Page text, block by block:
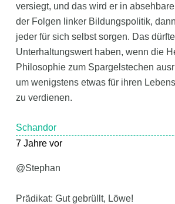
versiegt, und das wird er in
der Folgen linker Bildungspolitik,
jeder für sich selbst sorgen. Das
Unterhaltungswert haben, wenn die
Philosophie zum Spargelstechen
um wenigstens etwas für ihren
zu verdienen.
Schandor
7 Jahre vor
@Stephan
Prädikat: Gut gebrüllt, Löwe!